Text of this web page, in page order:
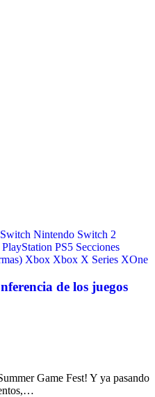
Nintendo Switch 2
PlayStation PS5 Secciones
Xbox Xbox X Series XOne
de los juegos
Game Fest! Y ya pasando